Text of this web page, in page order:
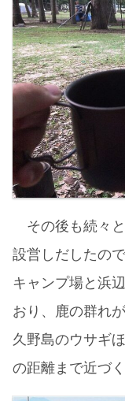
その後も続々
設営しだしたの
キャンプ場と浜
おり、鹿の群れ
久野島のウサギ
の距離まで近づ